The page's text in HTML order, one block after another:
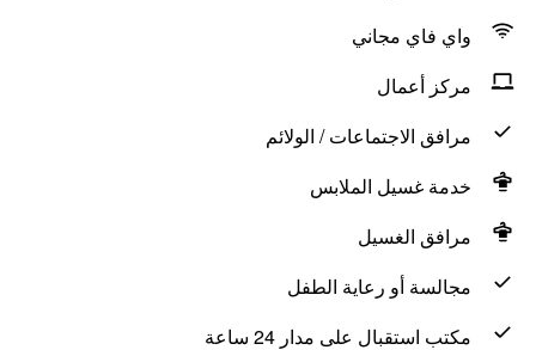
واي فاي مجاني
مركز أعمال
مرافق الاجتماعات / الولائم
خدمة غسيل الملابس
مرافق الغسيل
مجالسة أو رعاية الطفل
مكتب استقبال على مدار 24 ساعة